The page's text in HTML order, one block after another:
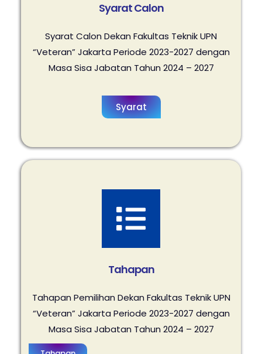
Syarat Calon
Syarat Calon Dekan Fakultas Teknik UPN
“Veteran” Jakarta Periode 2023-2027 dengan
Masa Sisa Jabatan Tahun 2024 – 2027
Syarat
Tahapan
Tahapan Pemilihan Dekan Fakultas Teknik UPN
“Veteran” Jakarta Periode 2023-2027 dengan
Masa Sisa Jabatan Tahun 2024 – 2027